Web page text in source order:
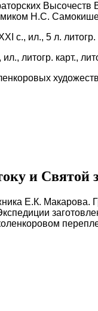
Высочеств
Н.С.
с., ил., 5 л. литогр.
литогр. карт.,
и Святой
Е.К.